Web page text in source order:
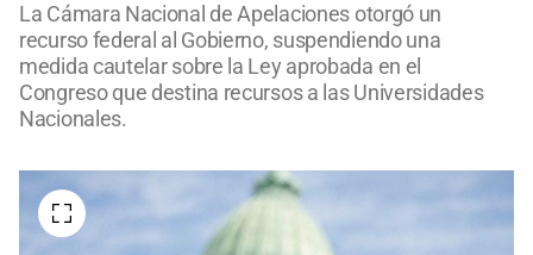
La Cámara Nacional de Apelaciones otorgó un
recurso federal al Gobierno, suspendiendo una
medida cautelar sobre la Ley aprobada en el
Congreso que destina recursos a las Universidades
Nacionales.